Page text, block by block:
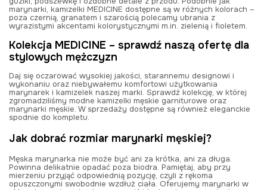
marynarki, kamizelki MEDICINE dostępne są w różnych kolorach –
poza czernią, granatem i szarością polecamy ubrania z
wyrazistymi akcentami kolorystycznymi m.in. zielenią i fioletem.
Kolekcja MEDICINE – sprawdź naszą ofertę dla
stylowych mężczyzn
Daj się oczarować wysokiej jakości, starannemu designowi i
wykonaniu oraz niebywałemu komfortowi użytkowania
marynarek i kamizelek naszej marki. Sprawdź kolekcję, w której
zgromadziliśmy modne kamizelki męskie garniturowe oraz
marynarki męskie. W sprzedaży dostępne są również eleganckie
spodnie do kompletu.
Jak dobrać rozmiar marynarki męskiej?
Męska marynarka nie może być ani za krótka, ani za długa.
Powinna delikatnie opadać poza biodra. Pamiętaj, aby przy
mierzeniu przyjąć odpowiednią pozycję, czyli z rękoma
opuszczonymi swobodnie wzdłuż ciała. Oferujemy marynarki w